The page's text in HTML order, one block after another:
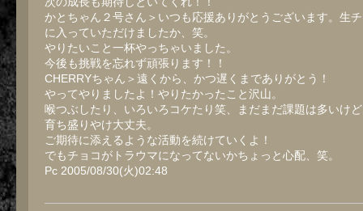
かとちゃん２号さん＞いつも応援ありがとうございます。生
に入っていただけましたか、笑。
やりたいこと一杯やっちゃいました。
今後も挑戦を忘れず頑張ります！！
CHERRYちゃん＞遠くから、かつ遅くまでありがとう！
やってやりましたよ！やりたかったこと沢山。
喉つぶしたり、いろいろコケたり笑、まだまだ課題は多いけ
育ち盛りやけ大丈夫。
ご期待に添えるような活動を続けていくよ！
でもチョコがトラウマになってないかちょっと心配、笑。
Pc 2005/08/30(火)02:48